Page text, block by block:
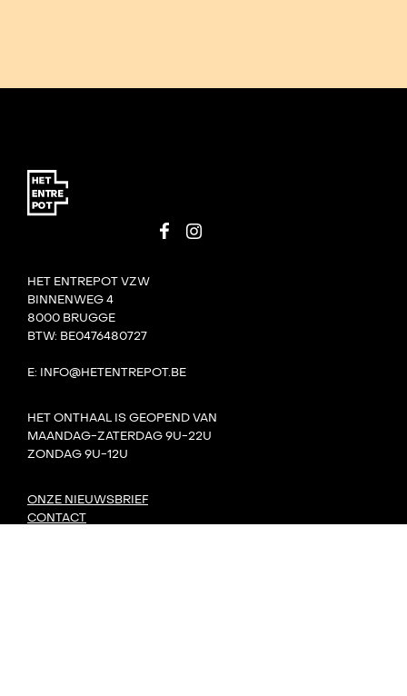
HET ENTREPOT VZW
BINNENWEG 4
8000 BRUGGE
BTW: BE0476480727
E: INFO@HETENTREPOT.BE
HET ONTHAAL IS GEOPEND VAN
MAANDAG-ZATERDAG 9U-22U
ZONDAG 9U-12U
ONZE NIEUWSBRIEF
CONTACT